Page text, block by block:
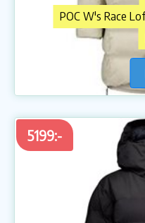
POC W's Race
5199:-